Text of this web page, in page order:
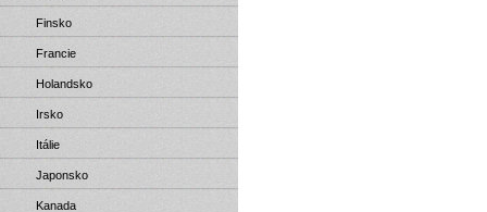
Finsko
Francie
Holandsko
Irsko
Itálie
Japonsko
Kanada